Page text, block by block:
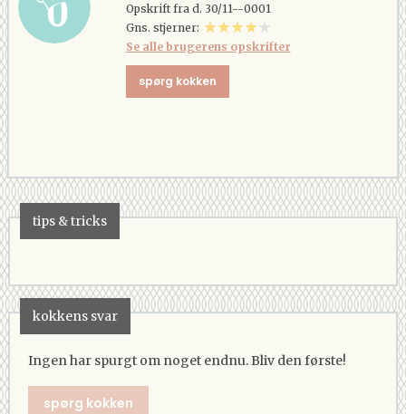
Opskrift fra d. 30/11--0001
Gns. stjerner:
Se alle brugerens opskrifter
spørg kokken
tips & tricks
kokkens svar
Ingen har spurgt om noget endnu. Bliv den første!
spørg kokken